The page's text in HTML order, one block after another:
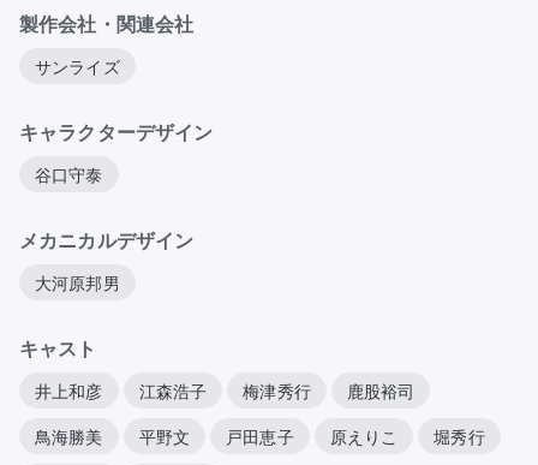
製作会社・関連会社
サンライズ
キャラクターデザイン
谷口守泰
メカニカルデザイン
大河原邦男
キャスト
井上和彦 江森浩子 梅津秀行 鹿股裕司
鳥海勝美 平野文 戸田恵子 原えりこ 堀秀行